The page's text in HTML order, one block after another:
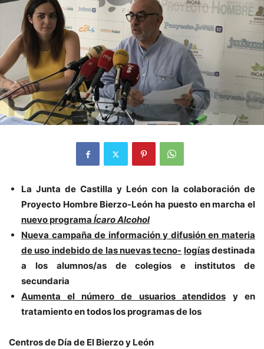
La Junta de Castilla y León con la colaboración de
Proyecto Hombre Bierzo-León ha puesto en marcha el
nuevo programa Ícaro Alcohol
Nueva campaña de información y difusión en materia
de uso indebido de las nuevas tecno- logíasdestinada
a los alumnos/as de colegios e institutos de
secundaria
Aumenta el número de usuarios atendidos
y en
tratamiento en todos los programas de los
Centros de Día de El Bierzo y León